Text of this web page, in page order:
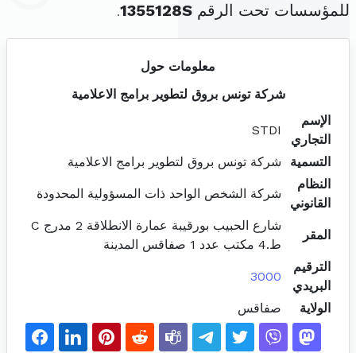
للمؤسسات تحت الرقم 1355128S
.
معلومات حول
شركة تونس بروق لتطوير برامج الاعلامية
الإسم
التجاري
STDI
التسمية
شركة تونس بروق لتطوير برامج الاعلامية
النظام
القانوني
شركة الشخص الواحد ذات المسؤولية المحدودة
المقر
شارع الحبيب بورقيبة عمارة الانطلاقة 2 مدرج C
ط.4 مكتب عدد 1 صفاقس المدينة
الترقيم
البريدي
3000
الولاية صفاقس